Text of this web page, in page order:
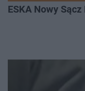
ESKA Nowy